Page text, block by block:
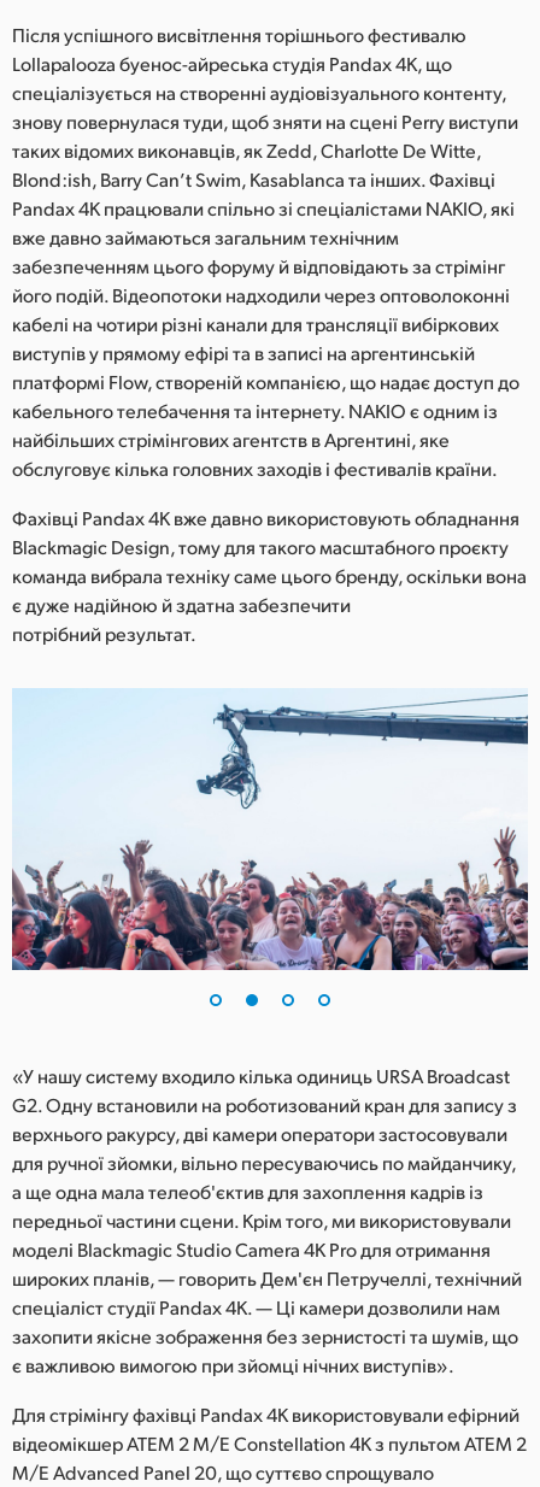
New Zealand
Norway
Poland
Portugal
Singapore
South Africa
Sweden
Chinese Taipei
UAE
Ukraine
United Kingdom
Після успішного висвітлення торішнього фестивалю
Lollapalooza буенос-айреська студія Pandax 4K, що
спеціалізується на створенні аудіовізуального контенту,
знову повернулася туди, щоб зняти на сцені Perry виступи
таких відомих виконавців, як Zedd, Charlotte De Witte,
Blond:ish, Barry Can’t Swim, Kasablanca та інших. Фахівці
Pandax 4K працювали спільно зі спеціалістами NAKIO, які
вже давно займаються загальним технічним
забезпеченням цього форуму й відповідають за стрімінг
його подій. Відеопотоки надходили через оптоволоконні
кабелі на чотири різні канали для трансляції вибіркових
виступів у прямому ефірі та в записі на аргентинській
платформі Flow, створеній компанією, що надає доступ до
кабельного телебачення та інтернету. NAKIO є одним із
найбільших стрімінгових агентств в Аргентині, яке
обслуговує кілька головних заходів і фестивалів країни.
Фахівці Pandax 4K вже давно використовують обладнання
Blackmagic Design, тому для такого масштабного проєкту
команда вибрала техніку саме цього бренду, оскільки вона
є дуже надійною й здатна забезпечити
потрібний результат.
«У нашу систему входило кілька одиниць URSA Broadcast
G2. Одну встановили на роботизований кран для запису з
верхнього ракурсу, дві камери оператори застосовували
для ручної зйомки, вільно пересуваючись по майданчику,
а ще одна мала телеоб'єктив для захоплення кадрів із
передньої частини сцени. Крім того, ми використовували
моделі Blackmagic Studio Camera 4K Pro для отримання
широких планів, — говорить Дем'єн Петручеллі, технічний
спеціаліст студії Pandax 4K. — Ці камери дозволили нам
захопити якісне зображення без зернистості та шумів, що
є важливою вимогою при зйомці нічних виступів».
Для стрімінгу фахівці Pandax 4K використовували ефірний
відеомікшер ATEM 2 M/E Constellation 4K з пультом ATEM 2
M/E Advanced Panel 20, що суттєво спрощувало